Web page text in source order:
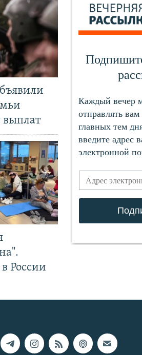
России